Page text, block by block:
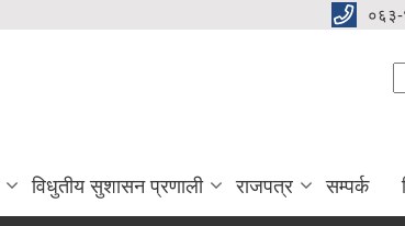
विधुतीय सुशासन प्रणाली राजपत्र सम्पर्क